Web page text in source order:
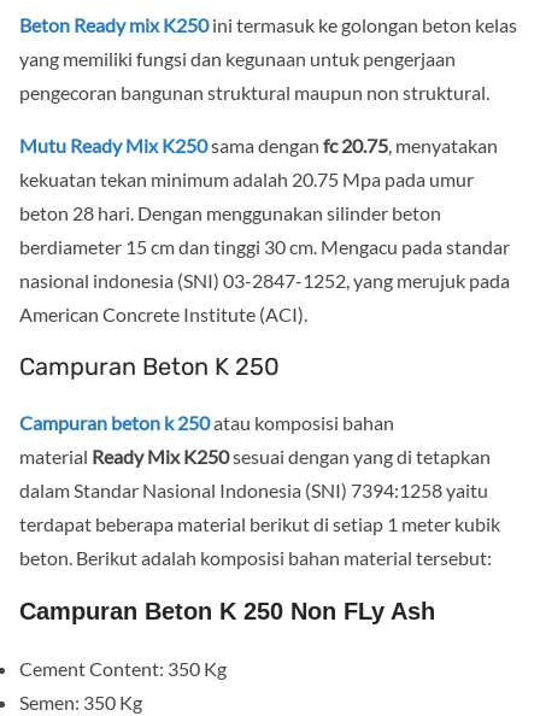
Beton Ready mix K250ini termasuk ke golongan beton kelas
yang memiliki fungsi dan kegunaan untuk pengerjaan
pengecoran bangunan struktural maupun non struktural.
Mutu Ready Mix K250sama dengan fc 20.75 , menyatakan
kekuatan tekan minimum adalah 20.75 Mpa pada umur
beton 28 hari. Dengan menggunakan silinder beton
berdiameter 15 cm dan tinggi 30 cm. Mengacu pada standar
nasional indonesia (SNI) 03-2847-1252, yang merujuk pada
American Concrete Institute (ACI).
Campuran Beton K 250
Campuran beton k 250atau komposisi bahan
material Ready Mix K250sesuai dengan yang di tetapkan
dalam Standar Nasional Indonesia (SNI) 7394:1258 yaitu
terdapat beberapa material berikut di setiap 1 meter kubik
beton. Berikut adalah komposisi bahan material tersebut:
Campuran Beton K 250 Non FLy Ash
Cement Content: 350 Kg
Semen: 350 Kg